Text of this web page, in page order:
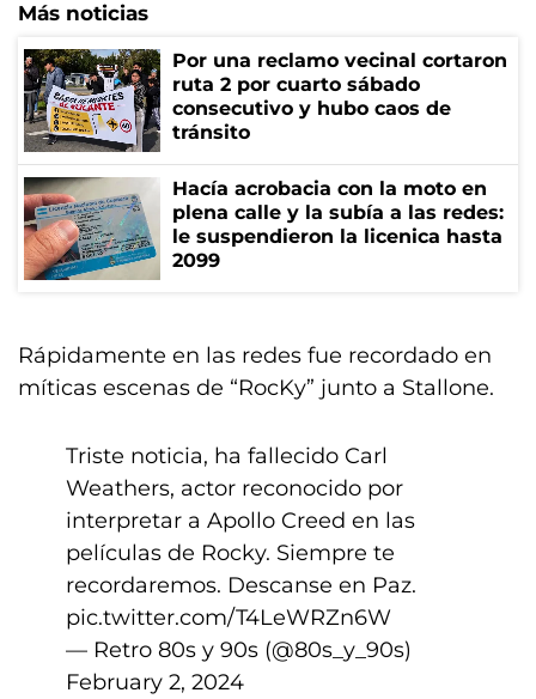
Más noticias
Por una reclamo vecinal cortaron
ruta 2 por cuarto sábado
consecutivo y hubo caos de
tránsito
Hacía acrobacia con la moto en
plena calle y la subía a las redes:
le suspendieron la licenica hasta
2099
Rápidamente en las redes fue recordado en
míticas escenas de “RocKy” junto a Stallone.
Triste noticia, ha fallecido Carl
Weathers, actor reconocido por
interpretar a Apollo Creed en las
películas de Rocky. Siempre te
recordaremos. Descanse en Paz.
pic.twitter.com/T4LeWRZn6W
— Retro 80s y 90s (@80s_y_90s)
February 2, 2024